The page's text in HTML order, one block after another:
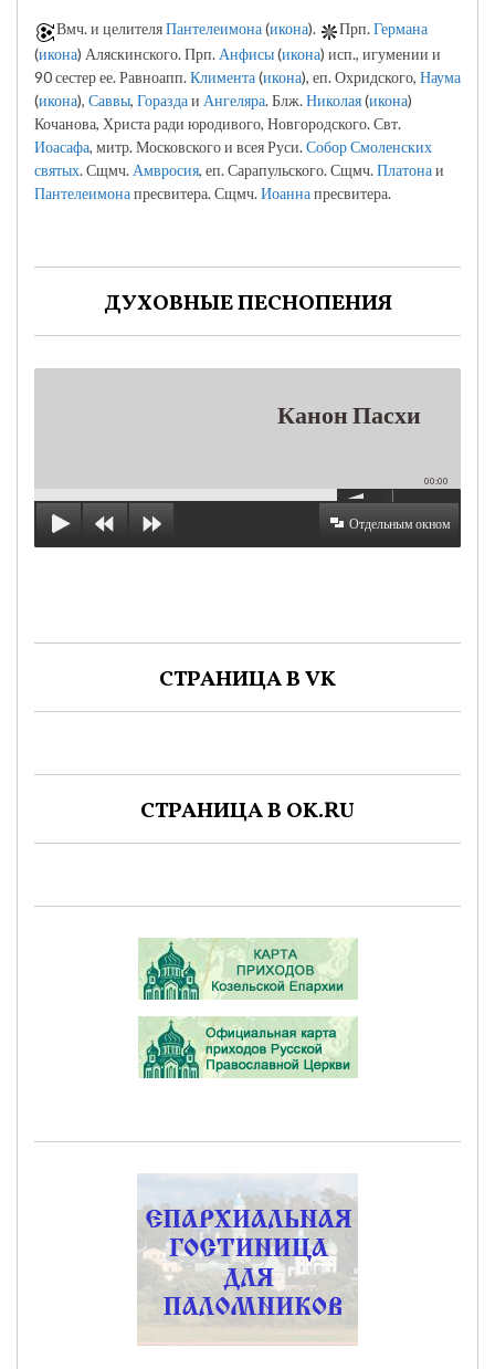
Вмч. и целителяПантелеимона(икона). Прп.Германа
(икона) Аляскинского. Прп.Анфисы(икона) исп., игумении и
90 сестер ее. Равноапп.Климента(икона), еп. Охридского, Наума
(икона), Саввы, Гораздаи Ангеляра. Блж.Николая(икона)
Кочанова, Христа ради юродивого, Новгородского. Свт.
Иоасафа, митр. Московского и всея Руси.Собор Смоленских
святых. Сщмч.Амвросия, еп. Сарапульского. Сщмч.Платонаи
Пантелеимонапресвитера. Сщмч.Иоаннапресвитера.
ДУХОВНЫЕ ПЕСНОПЕНИЯ
Канон Пасхи
00:00
Отдельным окном
СТРАНИЦА В VK
СТРАНИЦА В OK.RU